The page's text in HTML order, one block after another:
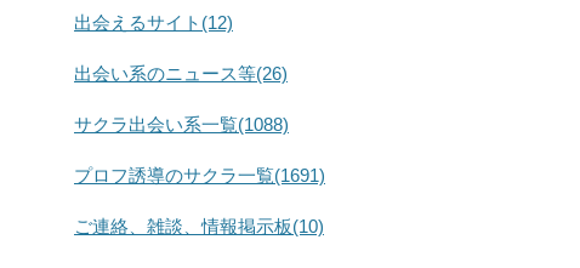
出会えるサイト(12)
出会い系のニュース等(26)
サクラ出会い系一覧(1088)
プロフ誘導のサクラ一覧(1691)
ご連絡、雑談、情報掲示板(10)